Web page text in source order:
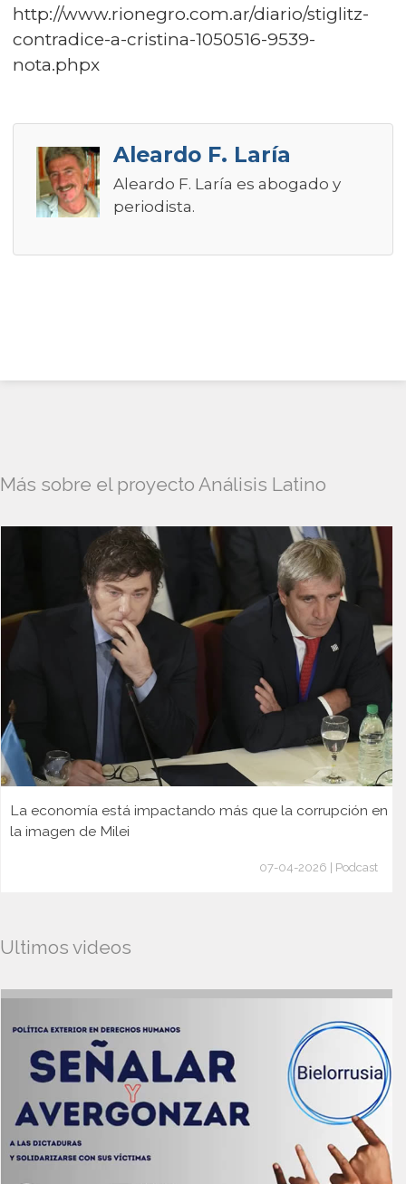
http://www.rionegro.com.ar/diario/stiglitz-
contradice-a-cristina-1050516-9539-
nota.phpx
Aleardo F. Laría
Aleardo F. Laría es abogado y
periodista.
Más sobre el proyecto Análisis Latino
La economía está impactando más que la corrupción en
la imagen de Milei
07-04-2026 | Podcast
Ultimos videos